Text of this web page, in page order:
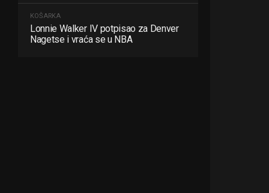
KOŠARKA
Lonnie Walker IV potpisao za Denver
Nagetse i vraća se u NBA